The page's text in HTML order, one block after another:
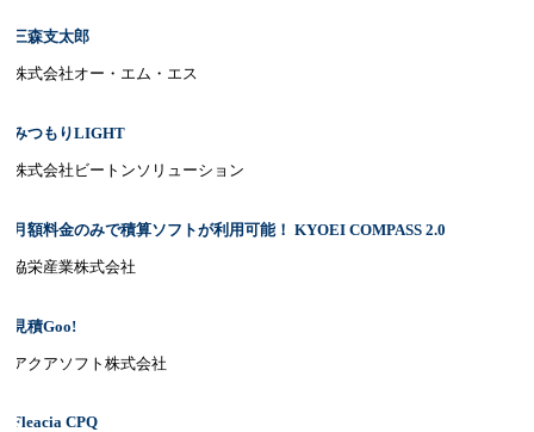
森支太郎
式会社オー・エム・エス
つもりLIGHT
式会社ビートンソリューション
額料金のみで積算ソフトが利用可能！ KYOEI COMPASS 2.0
栄産業株式会社
積Goo!
クアソフト株式会社
CPQ